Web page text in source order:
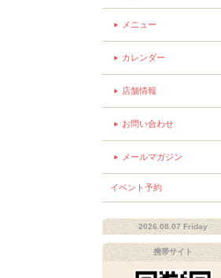
メニュー
カレンダー
店舗情報
お問い合わせ
メールマガジン
イベント予約
2026.08.07 Friday
携帯サイト